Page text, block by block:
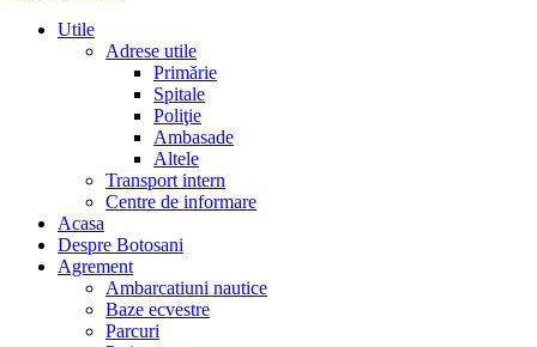
Utile
Adrese utile
Primărie
Spitale
Poliţie
Ambasade
Altele
Transport intern
Centre de informare
Acasa
Despre Botosani
Agrement
Ambarcatiuni nautice
Baze ecvestre
Parcuri